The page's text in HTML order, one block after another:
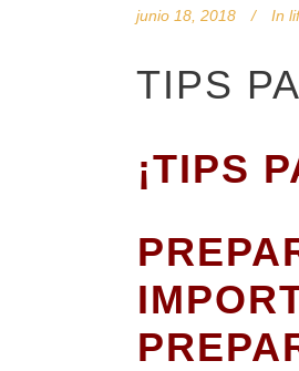
junio 18, 2018 In
TIPS
¡TIPS